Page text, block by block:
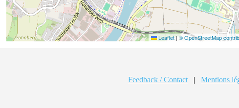
Leaflet|© OpenStreetMap
Feedback / Contact | Mentions